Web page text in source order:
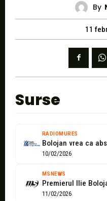
By
11
Surse
RADIOMURES
10/02/2026
MSNEWS
11/02/2026